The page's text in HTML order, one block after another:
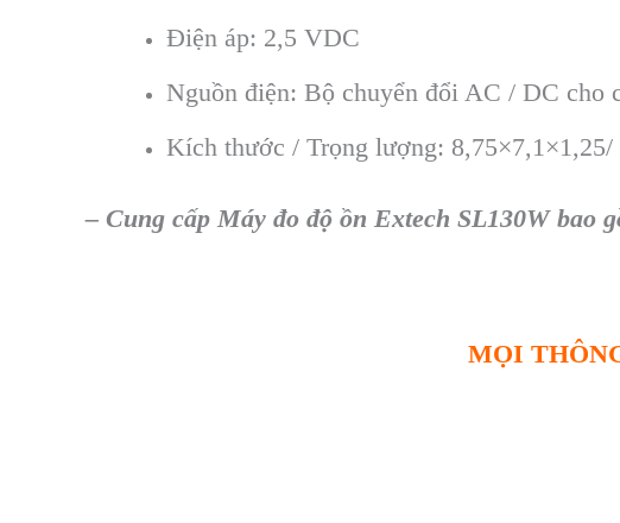
Điện áp: 2,5 VDC
Nguồn điện: Bộ chuyển đổi AC / DC cho
Kích thước / Trọng lượng: 8,75×7,1×1,25/
– Cung cấp Máy đo độ ồn Extech SL130W bao
MỌI